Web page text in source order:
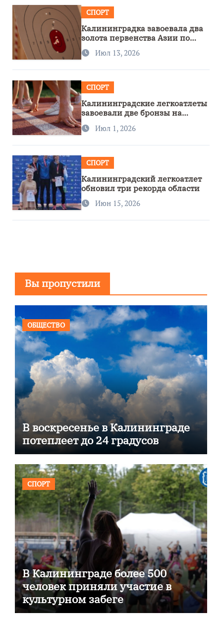
СПОРТ
Калининградка завоевала два
золота первенства Азии по
метанию ножа
Июл 13, 2026
СПОРТ
Калининградские легкоатлеты
завоевали две бронзы на
первенстве России
Июл 1, 2026
СПОРТ
Калининградский легкоатлет
обновил три рекорда области
Июн 15, 2026
Вы пропустили
ОБЩЕСТВО
В воскресенье в Калининграде
потеплеет до 24 градусов
СПОРТ
В Калининграде более 500
человек приняли участие в
культурном забеге